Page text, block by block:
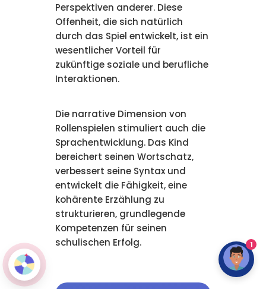
Perspektiven anderer. Diese
Offenheit, die sich natürlich
durch das Spiel entwickelt, ist ein
wesentlicher Vorteil für
zukünftige soziale und berufliche
Interaktionen.
Die narrative Dimension von
Rollenspielen stimuliert auch die
Sprachentwicklung. Das Kind
bereichert seinen Wortschatz,
verbessert seine Syntax und
entwickelt die Fähigkeit, eine
kohärente Erzählung zu
strukturieren, grundlegende
Kompetenzen für seinen
schulischen Erfolg.
1